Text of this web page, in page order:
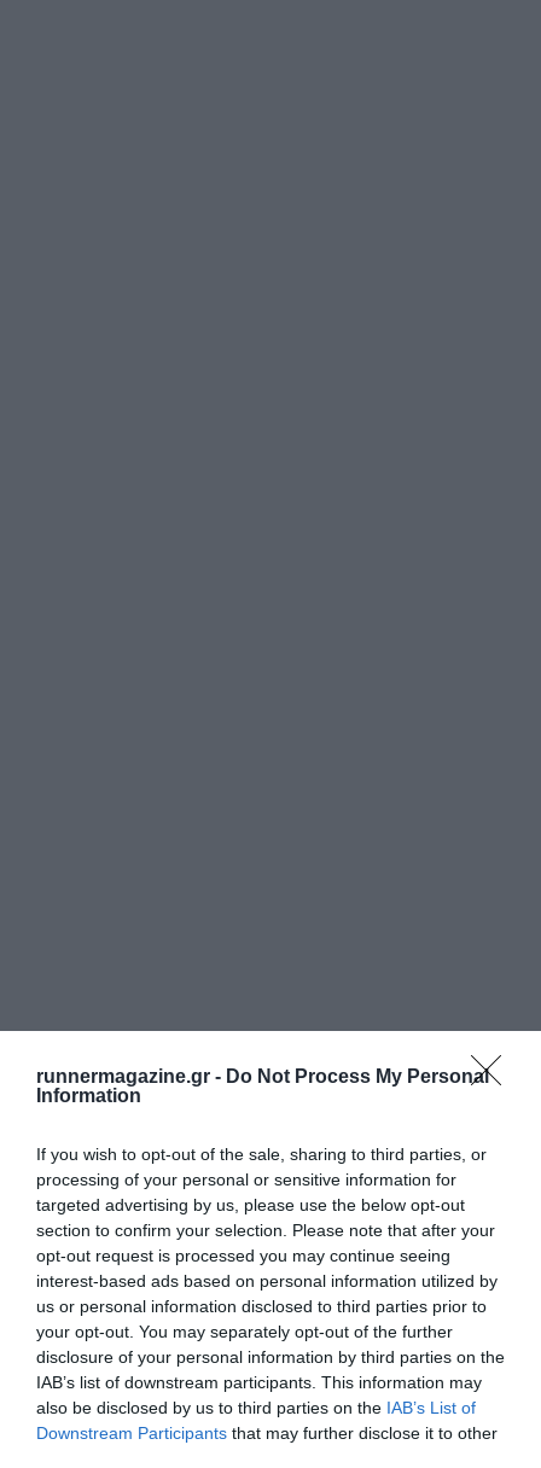
runnermagazine.gr - Do Not Process My Personal
Information
If you wish to opt-out of the sale, sharing to third parties, or
processing of your personal or sensitive information for
targeted advertising by us, please use the below opt-out
section to confirm your selection. Please note that after your
opt-out request is processed you may continue seeing
interest-based ads based on personal information utilized by
us or personal information disclosed to third parties prior to
your opt-out. You may separately opt-out of the further
disclosure of your personal information by third parties on the
IAB’s list of downstream participants. This information may
also be disclosed by us to third parties on the IAB’s List of
Downstream Participants that may further disclose it to other